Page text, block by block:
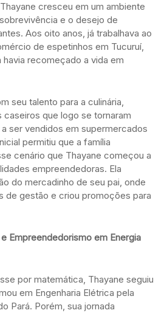
cresceu em um ambiente
e o desejo de
Aos oito anos, já trabalhava ao
de espetinhos em Tucuruí,
havia recomeçado a vida em
seu talento para a culinária,
que logo se tornaram
ser vendidos em supermercados
permitiu que a família
cenário que Thayane começou a
empreendedoras. Ela
do mercadinho de seu pai, onde
de gestão e criou promoções para
Empreendedorismo em Energia
por matemática, Thayane seguiu
em Engenharia Elétrica pela
Pará. Porém, sua jornada